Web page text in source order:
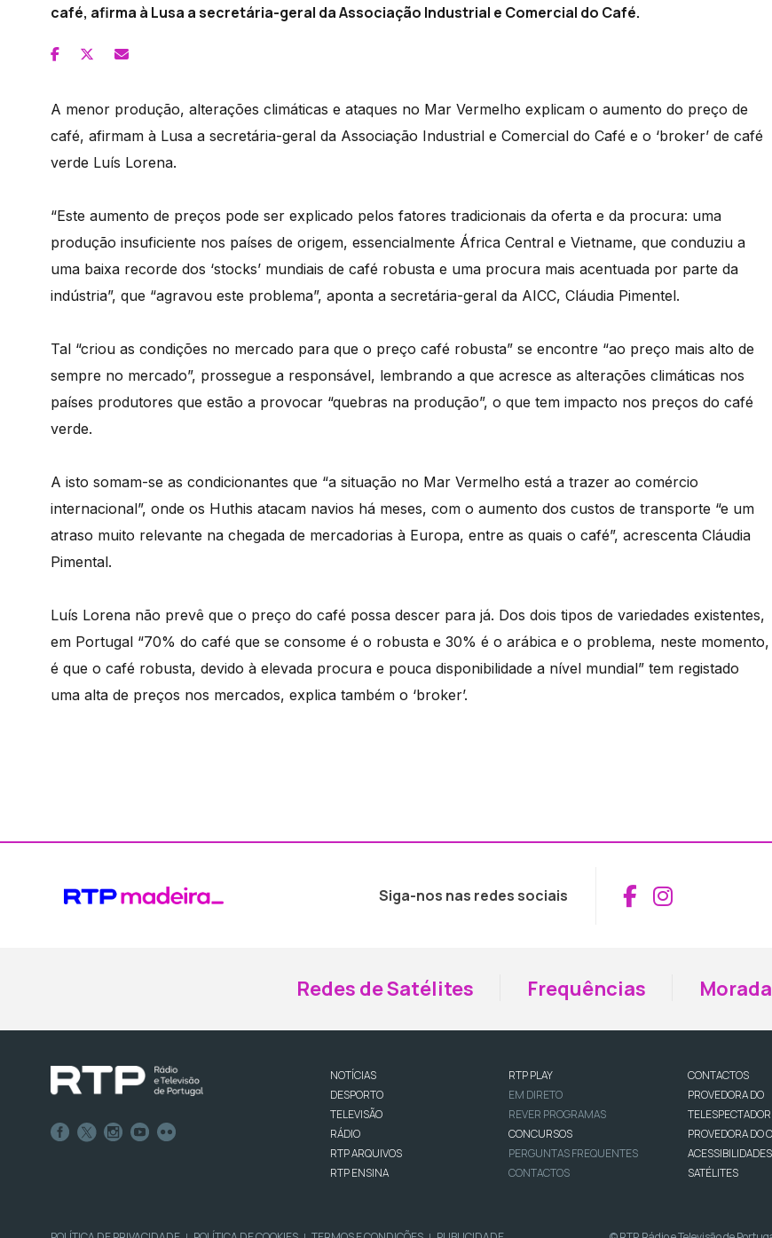
café, afirma à Lusa a secretária-geral da Associação Industrial e Comercial do Café.
A menor produção, alterações climáticas e ataques no Mar Vermelho explicam o aumento do preço de
café, afirmam à Lusa a secretária-geral da Associação Industrial e Comercial do Café e o ‘broker’ de café
verde Luís Lorena.
“Este aumento de preços pode ser explicado pelos fatores tradicionais da oferta e da procura: uma
produção insuficiente nos países de origem, essencialmente África Central e Vietname, que conduziu a
uma baixa recorde dos ‘stocks’ mundiais de café robusta e uma procura mais acentuada por parte da
indústria”, que “agravou este problema”, aponta a secretária-geral da AICC, Cláudia Pimentel.
Tal “criou as condições no mercado para que o preço café robusta” se encontre “ao preço mais alto de
sempre no mercado”, prossegue a responsável, lembrando a que acresce as alterações climáticas nos
países produtores que estão a provocar “quebras na produção”, o que tem impacto nos preços do café
verde.
A isto somam-se as condicionantes que “a situação no Mar Vermelho está a trazer ao comércio
internacional”, onde os Huthis atacam navios há meses, com o aumento dos custos de transporte “e um
atraso muito relevante na chegada de mercadorias à Europa, entre as quais o café”, acrescenta Cláudia
Pimental.
Luís Lorena não prevê que o preço do café possa descer para já. Dos dois tipos de variedades existentes,
em Portugal “70% do café que se consome é o robusta e 30% é o arábica e o problema, neste momento,
é que o café robusta, devido à elevada procura e pouca disponibilidade a nível mundial” tem registado
uma alta de preços nos mercados, explica também o ‘broker’.
Siga-nos nas redes sociais Aceder ao
Aceder
Redes de Satélites Frequências
NOTÍCIAS
DESPORTO
TELEVISÃO
RÁDIO
RTP ARQUIVOS
RTP ENSINA
RTP PLAY
EM DIRETO
REVER PROGRAMAS
CONCURSOS
PERGUNTAS FREQUENTES
CONTACTOS
CONTACTOS
PROVEDORA DO
TELESPECTADOR
PROVEDORA DO
ACESSIBILIDADES
SATÉLITES